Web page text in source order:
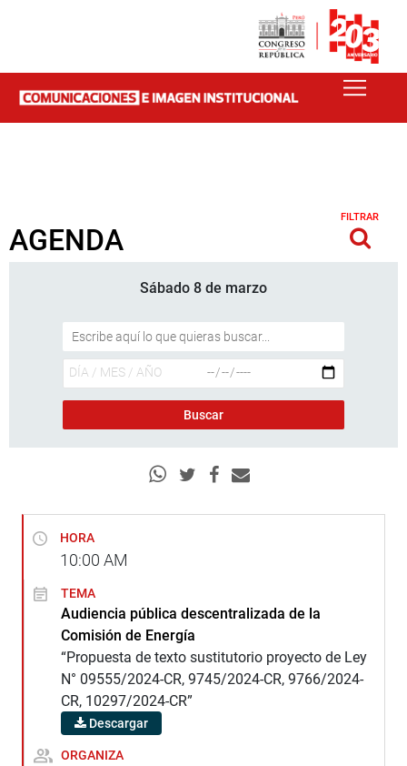
AGENDA
FILTRAR
Sábado 8 de marzo
HORA
10:00 AM
TEMA
Audiencia pública descentralizada de la
Comisión de Energía
“Propuesta de texto sustitutorio proyecto de Ley
N° 09555/2024-CR, 9745/2024-CR, 9766/2024-
CR, 10297/2024-CR”
Descargar
ORGANIZA